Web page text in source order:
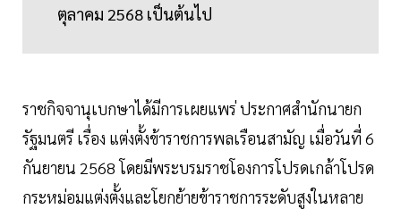
ตุลาคม 2568 เป็นต้นไป
ราชกิจจานุเบกษาได้มีการเผยแพร่ ประกาศสำนักนายก
รัฐมนตรี เรื่อง แต่งตั้งข้าราชการพลเรือนสามัญ เมื่อวันที่ 6
กันยายน 2568 โดยมีพระบรมราชโองการโปรดเกล้าโปรด
กระหม่อมแต่งตั้งและโยกย้ายข้าราชการระดับสูงในหลาย